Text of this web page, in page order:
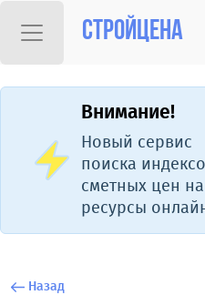
Стройцена
Внимание!
Новый сервис
поиска
сметных цен на
ресурсы
Назад